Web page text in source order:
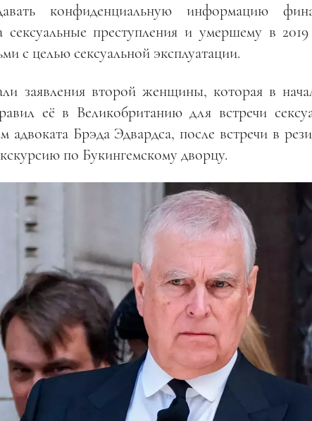
конфиденциальную информацию
преступления и умершему в
с целью сексуальной эксплуатации.
заявления второй женщины, которая в
её в Великобританию для встречи
Брэда Эдвардса, после встречи в
по Букингемскому дворцу.